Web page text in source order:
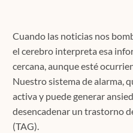
Cuando las noticias nos
el cerebro interpreta esa
cercana, aunque esté
Nuestro sistema de alarma,
activa y puede generar
desencadenar un trastorno
(TAG).